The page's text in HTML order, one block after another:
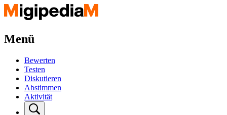
Menü
Bewerten
Testen
Diskutieren
Abstimmen
Aktivität